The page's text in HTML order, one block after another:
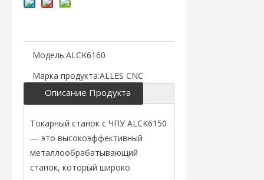
Модель:ALCK6160
Марка продукта:ALLES CNC
Описание Продукта
Токарный станок с ЧПУ ALCK6150
— это высокоэффективный
металлообрабатывающий
станок, который широко